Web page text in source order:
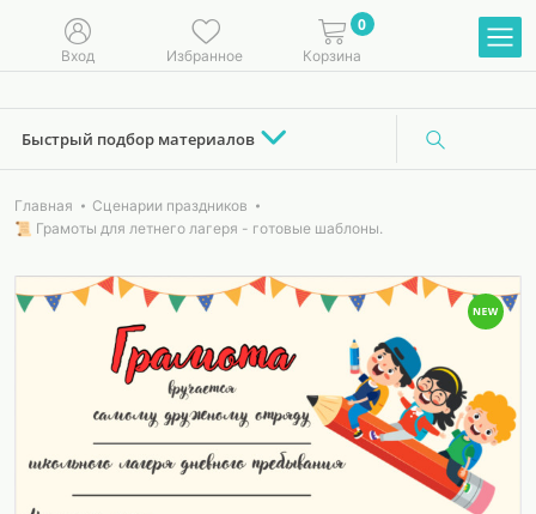
Вход Избранное
0
Корзина
Быстрый подбор материалов
Главная
Сценарии праздников
📜 Грамоты для летнего лагеря - готовые шаблоны.